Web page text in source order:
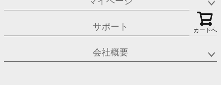
サポート
会社概要
カートへ